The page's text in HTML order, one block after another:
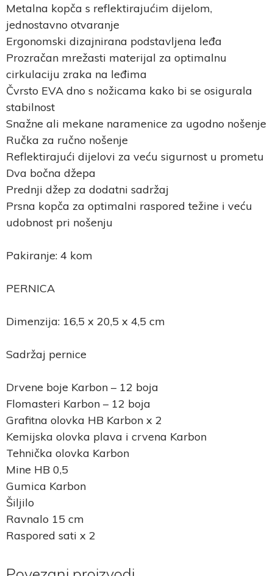
Metalna kopča s reflektirajućim dijelom,
jednostavno otvaranje
Ergonomski dizajnirana podstavljena leđa
Prozračan mrežasti materijal za optimalnu
cirkulaciju zraka na leđima
Čvrsto EVA dno s nožicama kako bi se osigurala
stabilnost
Snažne ali mekane naramenice za ugodno nošenje
Ručka za ručno nošenje
Reflektirajući dijelovi za veću sigurnost u prometu
Dva bočna džepa
Prednji džep za dodatni sadržaj
Prsna kopča za optimalni raspored težine i veću
udobnost pri nošenju
Pakiranje: 4 kom
PERNICA
Dimenzija: 16,5 x 20,5 x 4,5 cm
Sadržaj pernice
Drvene boje Karbon – 12 boja
Flomasteri Karbon – 12 boja
Grafitna olovka HB Karbon x 2
Kemijska olovka plava i crvena Karbon
Tehnička olovka Karbon
Mine HB 0,5
Gumica Karbon
Šiljilo
Ravnalo 15 cm
Raspored sati x 2